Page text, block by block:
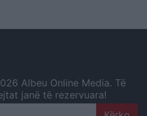
Albeu Online Media. Të
janë të rezervuara!